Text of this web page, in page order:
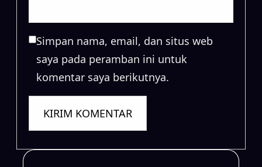
Simpan nama, email, dan situs web
saya pada peramban ini untuk
komentar saya berikutnya.